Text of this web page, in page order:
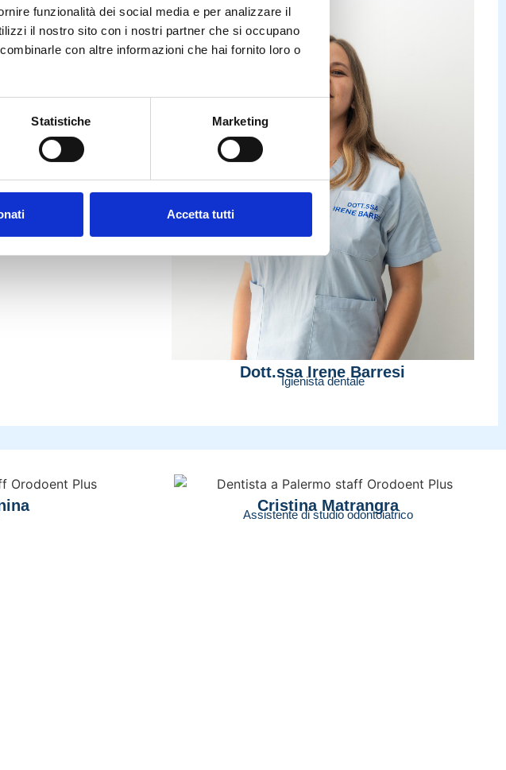
funzionalità dei social media e per analizzare il
il nostro sito con i nostri partner che si occupano
con altre informazioni che hai fornito loro o
Statistiche Marketing
Accetta tutti
Dott.ssa Irene Barresi
Igienista dentale
Cristina Matrangra
Assistente di studio odontoiatrico